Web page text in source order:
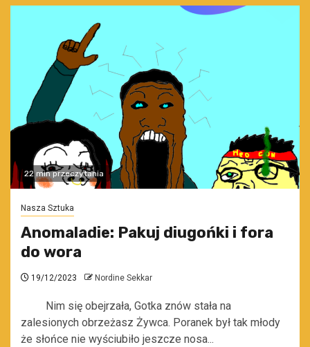
22 min przeczytania
Nasza Sztuka
Anomaladie: Pakuj diugońki i fora
do wora
19/12/2023 Nordine Sekkar
Nim się obejrzała, Gotka znów stała na
zalesionych obrzeżasz Żywca. Poranek był tak młody
że słońce nie wyściubiło jeszcze nosa...